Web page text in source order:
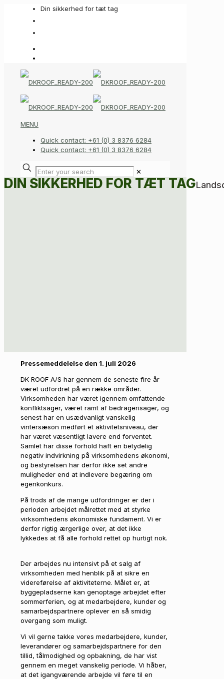
Din sikkerhed for tæt tag
MENU
Quick contact: +61 (0) 3 8376 6284
Quick contact: +61 (0) 3 8376 6284
✕
DIN SIKKERHED FOR TÆT TAG
Pressemeddelelse den 1. juli 2026
DK ROOF A/S har gennem de seneste fire år
været udfordret på en række områder.
Virksomheden har været igennem omfattende
konfliktsager, været ramt af bedragerisager, og
senest har en usædvanligt vanskelig
vintersæson medført et aktivitetsniveau, der
har været væsentligt lavere end forventet.
Samlet har disse forhold haft en betydelig
negativ indvirkning på virksomhedens økonomi,
og bestyrelsen har derfor ikke set andre
muligheder end at indlevere begæring om
egenkonkurs.
På trods af de mange udfordringer er der i
perioden arbejdet målrettet med at styrke
virksomhedens økonomiske fundament. Vi er
derfor rigtig ærgerlige over, at det ikke
lykkedes at få alle forhold rettet op hurtigt nok.
Der arbejdes nu intensivt på et salg af
virksomheden med henblik på at sikre en
videreførelse af aktiviteterne. Målet er, at
byggepladserne kan genoptage arbejdet efter
sommerferien, og at medarbejdere, kunder og
samarbejdspartnere oplever en så smidig
overgang som muligt.
Vi vil gerne takke vores medarbejdere, kunder,
leverandører og samarbejdspartnere for den
tillid, tålmodighed og opbakning, de har vist
gennem en meget vanskelig periode. Vi håber,
at det igangværende arbejde vil føre til en